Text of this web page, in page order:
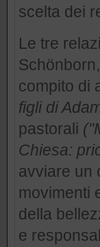
scelta dei
Le tre
compito di
figli di
pastorali
Chiesa:
avviare un
movimenti
della
e